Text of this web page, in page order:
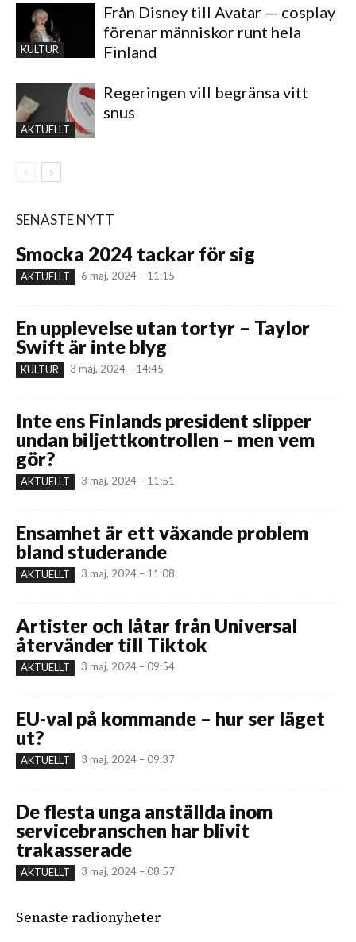
KULTUR
Från Disney till Avatar — cosplay
förenar människor runt hela
Finland
AKTUELLT
Regeringen vill begränsa vitt
snus
SENASTE NYTT
Smocka 2024 tackar för sig
AKTUELLT 6 maj, 2024 – 11:15
En upplevelse utan tortyr – Taylor
Swift är inte blyg
KULTUR 3 maj, 2024 – 14:45
Inte ens Finlands president slipper
undan biljettkontrollen – men vem
gör?
AKTUELLT 3 maj, 2024 – 11:51
Ensamhet är ett växande problem
bland studerande
AKTUELLT 3 maj, 2024 – 11:08
Artister och låtar från Universal
återvänder till Tiktok
AKTUELLT 3 maj, 2024 – 09:54
EU-val på kommande – hur ser läget
ut?
AKTUELLT 3 maj, 2024 – 09:37
De flesta unga anställda inom
servicebranschen har blivit
trakasserade
AKTUELLT 3 maj, 2024 – 08:57
Senaste radionyheter